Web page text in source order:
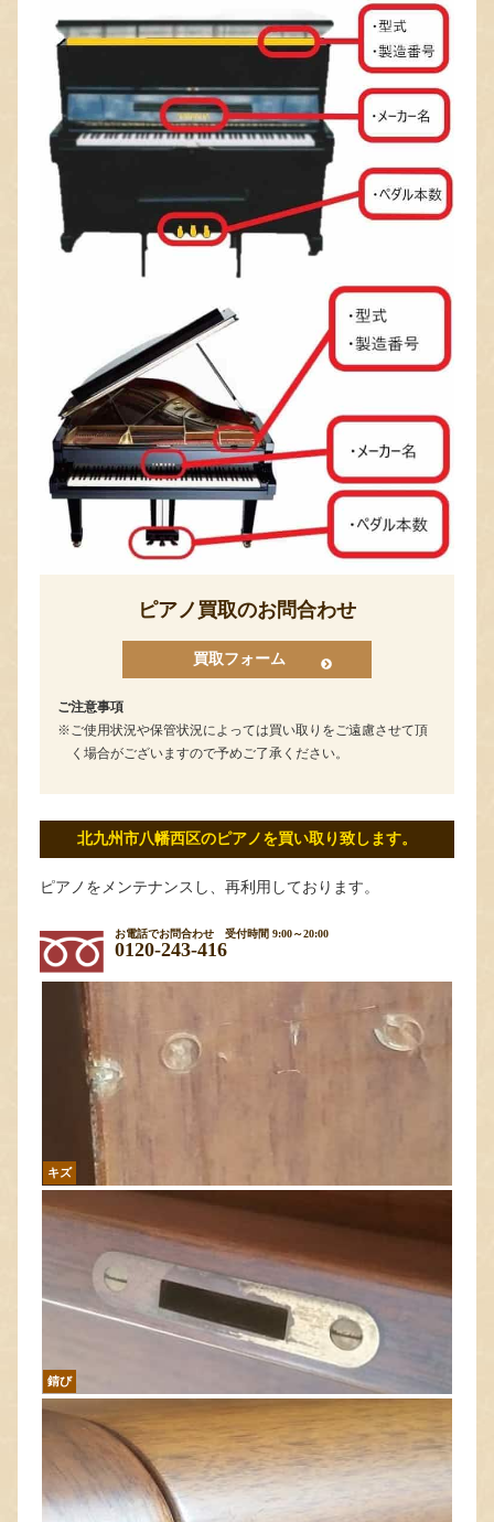
ピアノ買取のお問合わせ
買取フォーム
ご注意事項
ご使用状況や保管状況によっては買い取りをご遠慮させて頂
く場合がございますので予めご了承ください。
北九州市八幡西区のピアノを買い取り致します。
ピアノをメンテナンスし、再利用しております。
お電話でお問合わせ 受付時間 9:00～20:00
0120-243-416
キズ
錆び